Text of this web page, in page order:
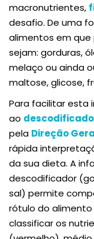
macronutrientes,
desafio. De uma
alimentos em que
sejam: gorduras,
melaço ou ainda
maltose, glicose,
Para facilitar esta
ao
pela Direção
rápida
da sua dieta. A
descodificador
sal) permite
rótulo do alimento
classificar os